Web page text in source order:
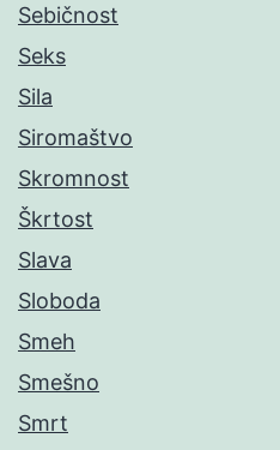
Sebičnost
Seks
Sila
Siromaštvo
Skromnost
Škrtost
Slava
Sloboda
Smeh
Smešno
Smrt